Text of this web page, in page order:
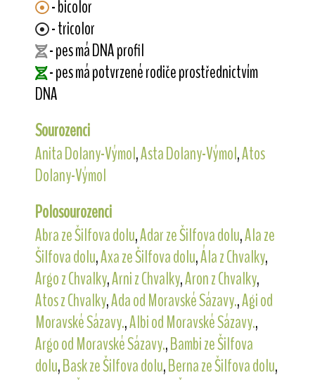
- bicolor
- tricolor
- pes má DNA profil
- pes má potvrzené rodiče prostřednictvím
DNA
Sourozenci
Anita Dolany-Výmol,Asta Dolany-Výmol,Atos
Dolany-Výmol
Polosourozenci
Abra ze Šilfova dolu,Adar ze Šilfova dolu,Ala ze
Šilfova dolu,Axa ze Šilfova dolu,Ála z Chvalky,
Argo z Chvalky,Arni z Chvalky,Aron z Chvalky,
Atos z Chvalky,Ada od Moravské Sázavy.,Agi od
Moravské Sázavy.,Albi od Moravské Sázavy.,
Argo od Moravské Sázavy.,Bambi ze Šilfova
dolu,Bask ze Šilfova dolu,Berna ze Šilfova dolu,